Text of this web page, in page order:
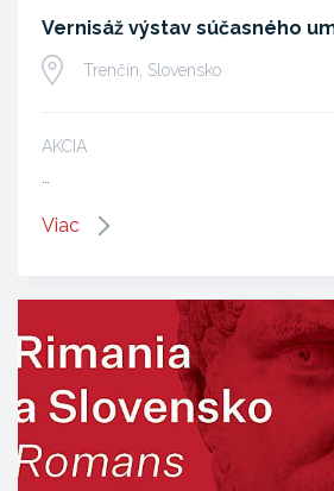
Vernisáž výstav súčasného
Trenčín, Slovensko
AKCIA
Viac